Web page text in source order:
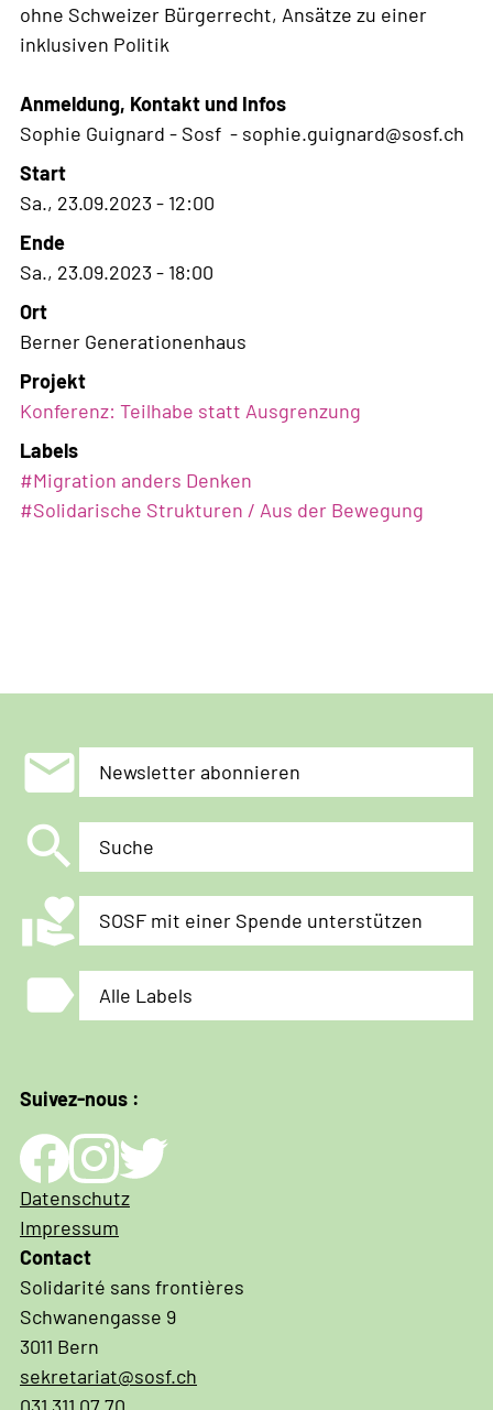
ohne Schweizer Bürgerrecht, Ansätze zu einer
inklusiven Politik
Anmeldung, Kontakt und Infos
Sophie Guignard - Sosf - sophie.guignard@sosf.ch
Start
Sa., 23.09.2023 - 12:00
Ende
Sa., 23.09.2023 - 18:00
Ort
Berner Generationenhaus
Projekt
Konferenz: Teilhabe statt Ausgrenzung
Labels
#Migration anders Denken
#Solidarische Strukturen / Aus der Bewegung
mail Newsletter abonnieren
search Suche
volunteer_activism SOSF mit einer Spende unterstützen
label Alle Labels
Suivez-nous :
Impressum
und
Datenschutz
Datenschutz
Impressum
Contact
Solidarité sans frontières
Schwanengasse 9
3011 Bern
sekretariat@sosf.ch